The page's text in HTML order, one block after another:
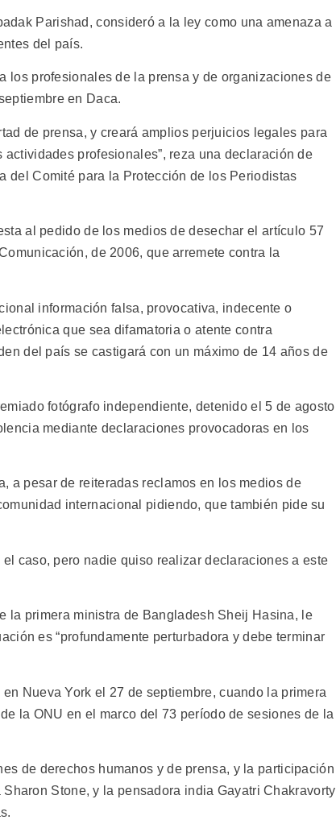
Parishad, consideró a la ley como una amenaza a
del país.
los profesionales de la prensa y de organizaciones de
en Daca.
de prensa, y creará amplios perjuicios legales para
profesionales”, reza una declaración de
del Comité para la Protección de los Periodistas
al pedido de los medios de desechar el artículo 57
de 2006, que arremete contra la
información falsa, provocativa, indecente o
que sea difamatoria o atente contra
del país se castigará con un máximo de 14 años de
fotógrafo independiente, detenido el 5 de agosto
mediante declaraciones provocadoras en los
a pesar de reiteradas reclamos en los medios de
internacional pidiendo, que también pide su
caso, pero nadie quiso realizar declaraciones a este
la primera ministra de Bangladesh Sheij Hasina, le
es “profundamente perturbadora y debe terminar
Nueva York el 27 de septiembre, cuando la primera
la ONU en el marco del 73 período de sesiones de la
de derechos humanos y de prensa, y la participación
Stone, y la pensadora india Gayatri Chakravorty